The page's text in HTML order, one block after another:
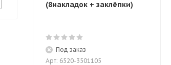
(8накладок + заклёпки)
Под заказ
Арт: 6520-3501105